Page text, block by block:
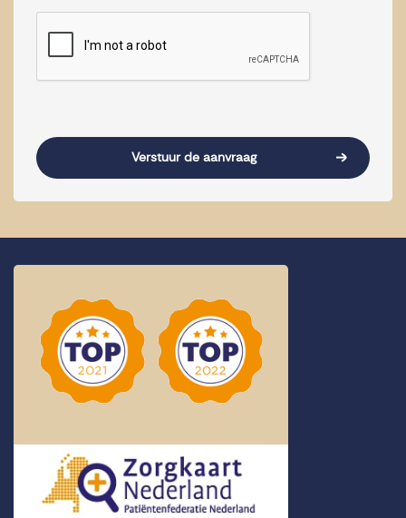
Verstuur de aanvraag